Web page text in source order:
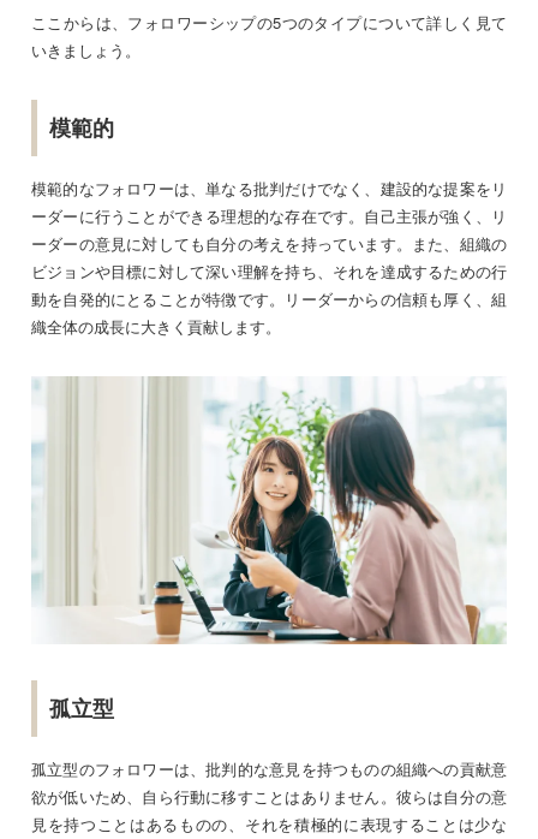
ここからは、フォロワーシップの5つのタイプについて詳しく見て
いきましょう。
模範的
模範的なフォロワーは、単なる批判だけでなく、建設的な提案をリ
ーダーに行うことができる理想的な存在です。自己主張が強く、リ
ーダーの意見に対しても自分の考えを持っています。また、組織の
ビジョンや目標に対して深い理解を持ち、それを達成するための行
動を自発的にとることが特徴です。リーダーからの信頼も厚く、組
織全体の成長に大きく貢献します。
孤立型
孤立型のフォロワーは、批判的な意見を持つものの組織への貢献意
欲が低いため、自ら行動に移すことはありません。彼らは自分の意
見を持つことはあるものの、それを積極的に表現することは少な